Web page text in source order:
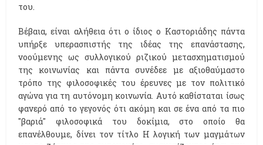
του.
Βέβαια, είναι αλήθεια ότι ο ίδιος ο Καστοριάδης πάντα
υπήρξε υπερασπιστής της ιδέας της επανάστασης,
νοούμενης ως συλλογικού ριζικού μετασχηματισμού
της κοινωνίας και πάντα συνέδεε με αξιοθαύμαστο
τρόπο της φιλοσοφικές του έρευνες με τον πολιτικό
αγώνα για τη αυτόνομη κοινωνία. Αυτό καθίσταται ίσως
φανερό από το γεγονός ότι ακόμη και σε ένα από τα πιο
"βαριά" φιλοσοφικά του δοκίμια, στο οποίο θα
επανέλθουμε, δίνει τον τίτλο Η λογική των μαγμάτων